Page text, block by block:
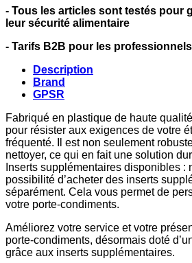
- Tous les articles sont testés pour
leur sécurité alimentaire
- Tarifs B2B pour les professionnels
Description
Brand
GPSR
Fabriqué en plastique de haute
pour résister aux exigences de votre
fréquenté. Il est non seulement
nettoyer, ce qui en fait une solution
Inserts supplémentaires disponibles :
possibilité d’acheter des inserts
séparément. Cela vous permet de
votre porte-condiments.
Améliorez votre service et votre
porte-condiments, désormais doté
grâce aux inserts supplémentaires.